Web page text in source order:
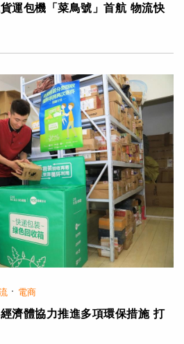
貨運包機「菜鳥號」首航 物流快
· 電商
經濟體協力推進多項環保措施 打